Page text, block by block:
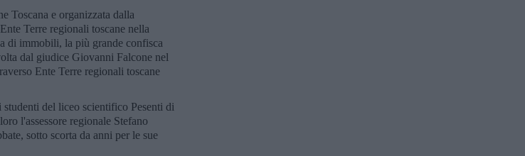
Toscana e organizzata dalla
Terre regionali toscane nella
di immobili, la più grande confisca
dal giudice Giovanni Falcone nel
Ente Terre regionali toscane
del liceo scientifico Pesenti di
l'assessore regionale Stefano
sotto scorta da anni per le sue